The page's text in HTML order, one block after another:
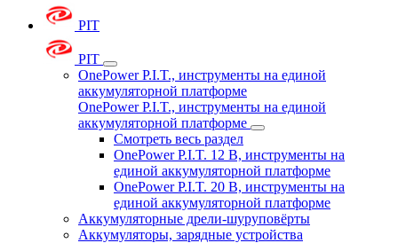
PIT
PIT
OnePower P.I.T., инструменты на единой
аккумуляторной платформе
OnePower P.I.T., инструменты на единой
аккумуляторной платформе
Смотреть весь раздел
OnePower P.I.T. 12 В, инструменты на
единой аккумуляторной платформе
OnePower P.I.T. 20 В, инструменты на
единой аккумуляторной платформе
Аккумуляторные дрели-шуруповёрты
Аккумуляторы, зарядные устройства